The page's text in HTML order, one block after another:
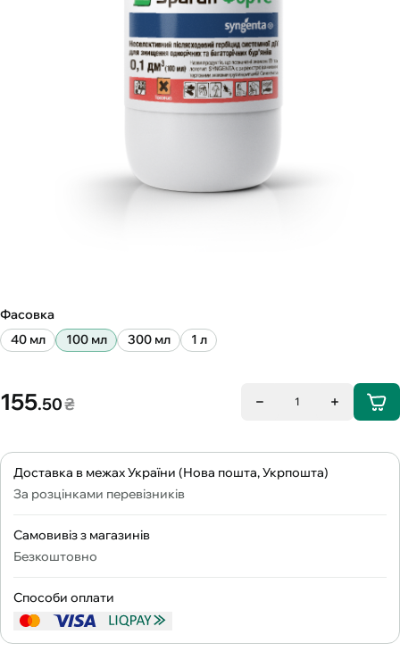
Фасовка
40 мл
100 мл 300 мл 1 л
155.50₴ 1
Доставка в межах України (Нова пошта, Укрпошта)
За розцінками перевізників
Самовивіз з магазинів
Безкоштовно
Способи оплати